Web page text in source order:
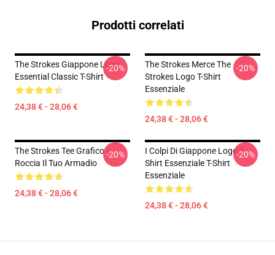
Prodotti correlati
The Strokes Giappone Logo
Essential Classic T-Shirt
24,38 € - 28,06 €
-20%
The Strokes Merce The
Strokes Logo T-Shirt
Essenziale
24,38 € - 28,06 €
-20%
The Strokes Tee Grafico –
Roccia Il Tuo Armadio
24,38 € - 28,06 €
-20%
I Colpi Di Giappone Logo T
Shirt Essenziale T-Shirt
Essenziale
24,38 € - 28,06 €
-20%